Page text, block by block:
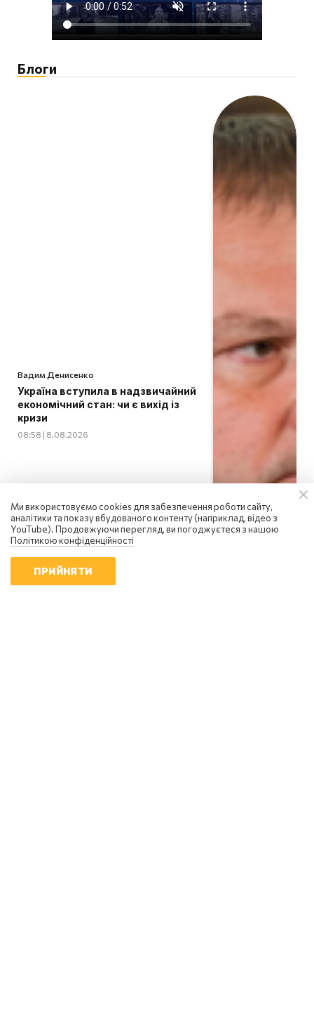
Блоги
Вадим Денисенко
Україна вступила в надзвичайний
економічний стан: чи є вихід із
кризи
08:58 | 8.08.2026
Ми використовуємо cookies для забезпечення роботи сайту,
аналітики та показу вбудованого контенту (наприклад, відео з
YouTube). Продовжуючи перегляд, ви погоджуєтеся з нашою
Політикою конфіденційності
ПРИЙНЯТИ